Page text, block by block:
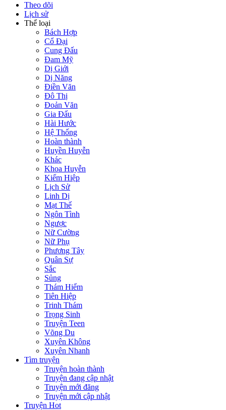
Theo dõi
Lịch sử
Thể loại
Bách Hợp
Cổ Đại
Cung Đấu
Đam Mỹ
Dị Giới
Dị Năng
Điền Văn
Đô Thị
Đoản Văn
Gia Đấu
Hài Hước
Hệ Thống
Hoàn thành
Huyền Huyễn
Khác
Khoa Huyễn
Kiếm Hiệp
Lịch Sử
Linh Dị
Mạt Thế
Ngôn Tình
Ngược
Nữ Cường
Nữ Phụ
Phương Tây
Quân Sự
Sắc
Sủng
Thám Hiểm
Tiên Hiệp
Trinh Thám
Trọng Sinh
Truyện Teen
Võng Du
Xuyên Không
Xuyên Nhanh
Tìm truyện
Truyện hoàn thành
Truyện đang cập nhật
Truyện mới đăng
Truyện mới cập nhật
Truyện Hot